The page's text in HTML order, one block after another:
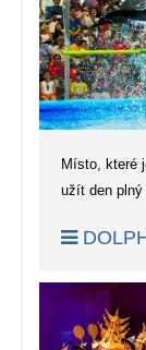
Místo, které
užít den